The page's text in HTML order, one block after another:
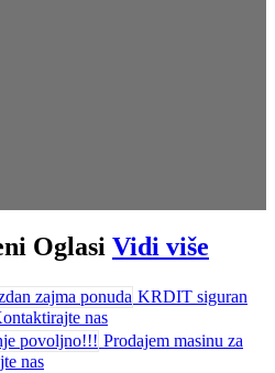
Oglasi Vidi više
KRDIT siguran
nas
Prodajem masinu za
nas